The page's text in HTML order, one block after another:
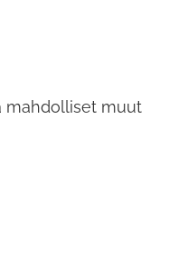
mahdolliset muut